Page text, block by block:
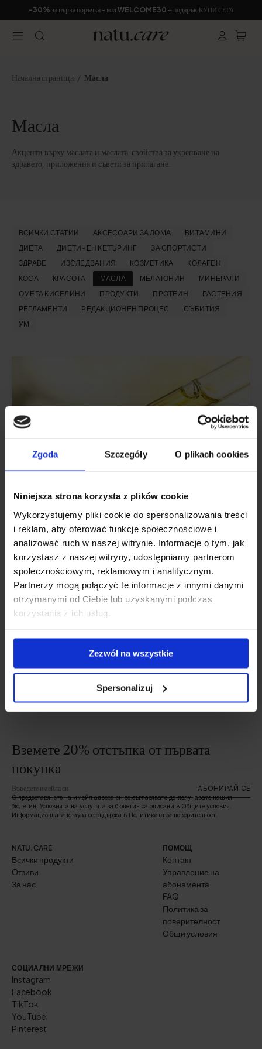
Zgoda Szczegóły O plikach cookies
Niniejsza strona korzysta z plików cookie
Wykorzystujemy pliki cookie do spersonalizowania treści
i reklam, aby oferować funkcje społecznościowe i
analizować ruch w naszej witrynie. Informacje o tym, jak
korzystasz z naszej witryny, udostępniamy partnerom
społecznościowym, reklamowym i analitycznym.
Partnerzy mogą połączyć te informacje z innymi danymi
otrzymanymi od Ciebie lub uzyskanymi podczas
korzystania z ich usług.
Zezwól na wszystkie
Spersonalizuj
-30% за първа поръчка - код WELCOME30 + подарък КУПИ СЕГА
Начална страница Масла
Масла
Акценти върху маслата и маслата: свойства за укрепване на
здравето, приложения и съвети за прилагане.
ВСИЧКИ СТАТИИ АКСЕСОАРИ ЗА ДОМА
ВИТАМИНИ
ДИЕТА
ДИЕТИЧЕН КЕТЪРИНГ
ЗА СПОРТИСТИ
ЗДРАВЕ
ИЗСЛЕДВАНИЯ КОЗМЕТИКА
КОЛАГЕН
КОСА
КРАСОТА МАСЛА МЕЛАТОНИН
МИНЕРАЛИ
ОМЕГА КИСЕЛИНИ
ПРОДУКТИ ПРОТЕИН
РАСТЕНИЯ
РЕГЛАМЕНТИ
РЕДАКЦИОНЕН ПРОЦЕС
СЪБИТИЯ
УМ
МАСЛА
Масло от черен кимион: свойства,
ефекти, мнения на лекари
Маслото от черен кимион показва голям потенциал
за подпомагане на организма.
NATU.CARE
Всички продукти
Отзиви
За нас
ПОМОЩ
Контакт
Управление на
абонамента
FAQ
Политика за
поверителност
Общи условия
СОЦИАЛНИ МРЕЖИ
Instagram
Facebook
TikTok
YouTube
Pinterest
Вземете 20% отстъпка от първата
покупка
АБОНИРАЙ СЕ
С предоставянето на имейл адреса си се съгласявате да получавате нашия
бюлетин. Условията на услугата за бюлетин са описани в Общите условия.
Информационната клауза се съдържа в Политиката за поверителност.